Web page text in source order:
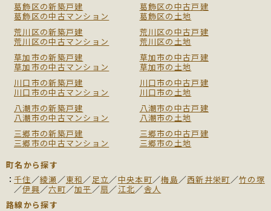
葛飾区の新築戸建
葛飾区の中古戸建
葛飾区の中古マンション
葛飾区の土地
荒川区の新築戸建
荒川区の中古戸建
荒川区の中古マンション
荒川区の土地
草加市の新築戸建
草加市の中古戸建
草加市の中古マンション
草加市の土地
川口市の新築戸建
川口市の中古戸建
川口市の中古マンション
川口市の土地
八潮市の新築戸建
八潮市の中古戸建
八潮市の中古マンション
八潮市の土地
三郷市の新築戸建
三郷市の中古戸建
三郷市の中古マンション
三郷市の土地
町名から探す
千住／綾瀬／東和／足立／中央本町／梅島／西新井栄町／竹の塚
／伊興／六町／加平／扇／江北／舎人
路線から探す